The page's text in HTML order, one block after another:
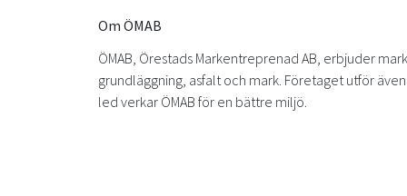
Om ÖMAB
ÖMAB, Örestads Markentreprenad AB, erbjuder
grundläggning, asfalt och mark. Företaget utför
led verkar ÖMAB för en bättre miljö.